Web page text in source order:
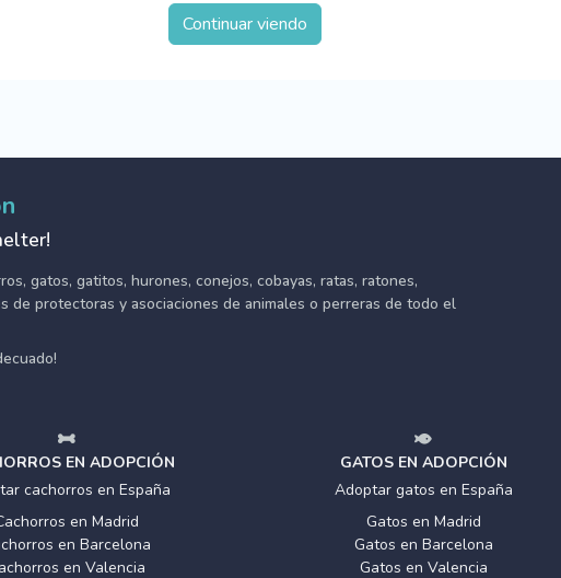
Continuar viendo
gatos, gatitos, hurones, conejos, cobayas, ratas, ratones,
de protectoras y asociaciones de animales o perreras de todo el
EN ADOPCIÓN
cachorros en España
en Madrid
en Barcelona
en Valencia
GATOS EN ADOPCIÓN
Adoptar gatos en España
Gatos en Madrid
Gatos en Barcelona
Gatos en Valencia